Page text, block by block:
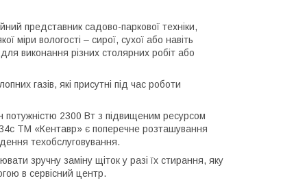
представник садово-паркової техніки,
міри вологості – сирої, сухої або навіть
виконання різних столярних робіт або
газів, які присутні під час роботи
потужністю 2300 Вт з підвищеним ресурсом
ТМ «Кентавр» є поперечне розташування
техобслуговування.
зручну заміну щіток у разі їх стирання, яку
в сервісний центр.